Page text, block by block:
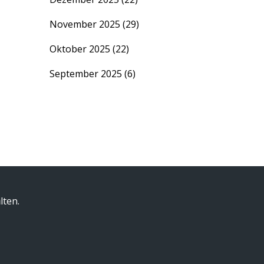
November 2025 (29)
Oktober 2025 (22)
September 2025 (6)